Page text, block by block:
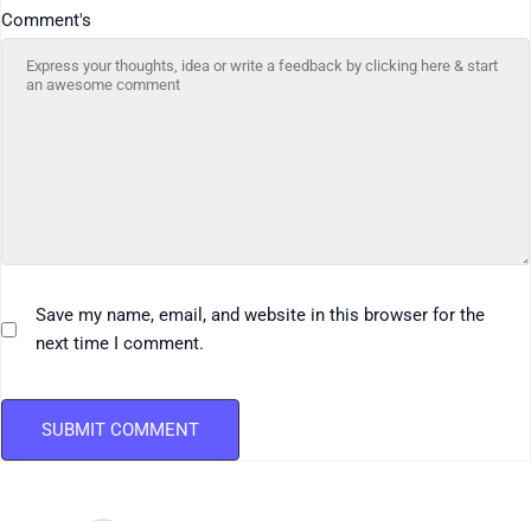
Comment's
Save my name, email, and website in this browser for the
next time I comment.